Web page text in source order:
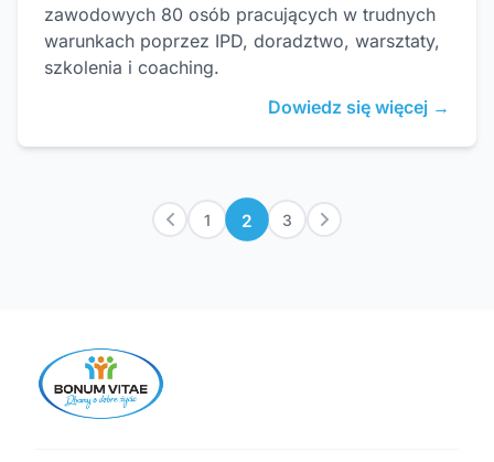
zawodowych 80 osób pracujących w trudnych
warunkach poprzez IPD, doradztwo, warsztaty,
szkolenia i coaching.
Dowiedz się więcej →
1 2 3